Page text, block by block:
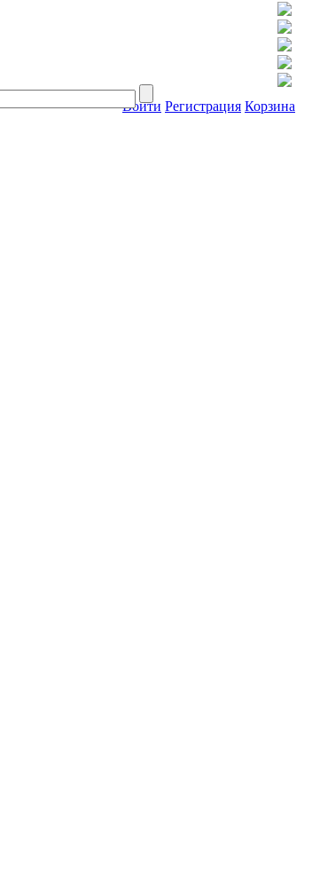
Войти Регистрация Корзина